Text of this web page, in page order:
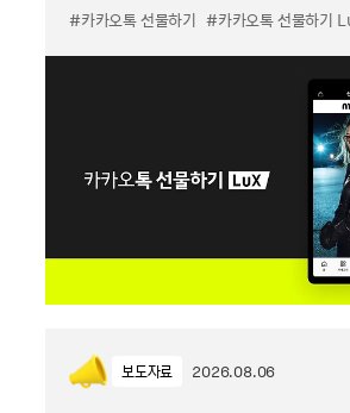
#카카오톡 선물하기 #카카오톡 선물하기
보도자료 2026.08.06